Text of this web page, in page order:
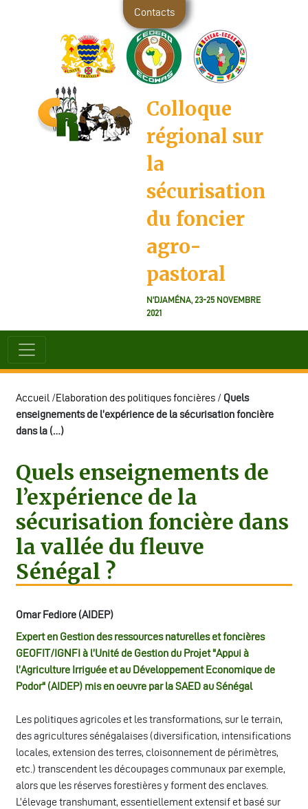
Colloque
régional sur
la
sécurisation
du foncier
agro-
pastoral
N'DJAMÉNA, 23-25 NOVEMBRE
2021
Contacts
Accueil /Elaboration des politiques foncières / Quels
enseignements de l’expérience de la sécurisation foncière
dans la (…)
Quels enseignements de
l’expérience de la
sécurisation foncière dans
la vallée du fleuve
Sénégal ?
Omar Fediore (AIDEP)
Expert en Gestion des ressources naturelles et foncières
GEOFIT/IGNFI à l’Unité de Gestion du Projet "Appui à
l’Agriculture Irriguée et au Développement Economique de
Podor" (AIDEP) mis en oeuvre par la SAED au Sénégal
Les politiques agricoles et les transformations, sur le terrain,
des agricultures sénégalaises (diversification, intensifications
locales, extension des terres, cloisonnement de périmètres,
etc.) transcendent les découpages communaux par exemple,
alors que les réserves forestières y forment des enclaves.
L’élevage transhumant, essentiellement extensif et basé sur